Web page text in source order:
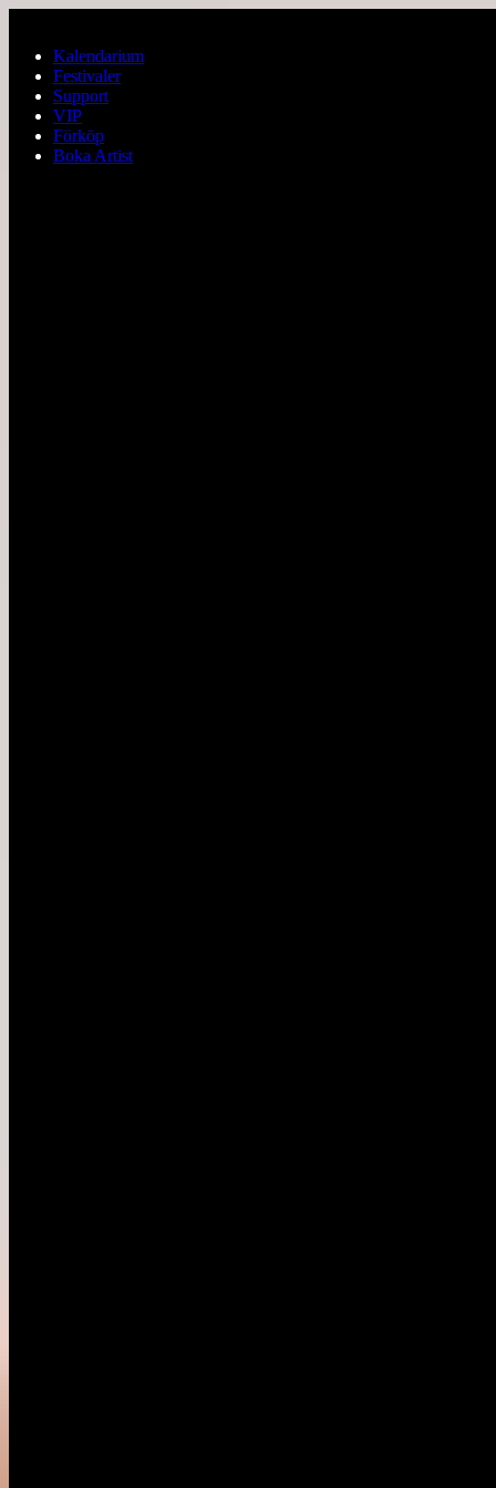
Kalendarium
Festivaler
Support
VIP
Förköp
Boka Artist